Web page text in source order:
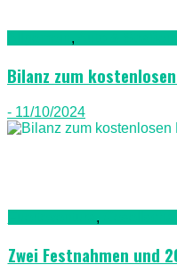
,
Bilanz zum
- 11/10/2024
,
Zwei Festnahmen und